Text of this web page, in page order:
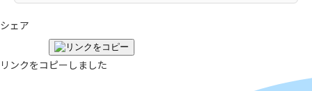
シェア
リンクをコピーしました